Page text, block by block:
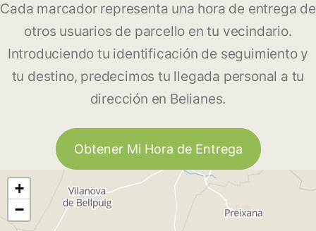
Cada marcador representa una hora de entrega de
otros usuarios de parcello en tu vecindario.
Introduciendo tu identificación de seguimiento y
tu destino, predecimos tu llegada personal a tu
dirección en Belianes.
Obtener Mi Hora de Entrega
+
−